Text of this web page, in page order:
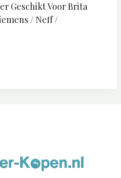
Geschikt Voor Brita
/ Neff /